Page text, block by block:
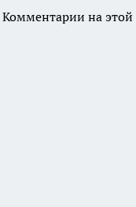
Комментарии на